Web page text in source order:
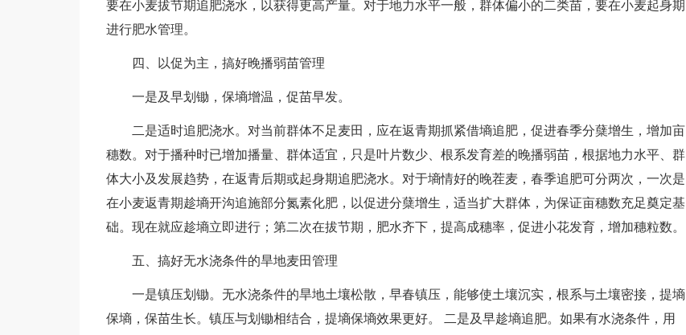
要在小麦拔节期追肥浇水，以获得更高产量。对于地力水平一般，群体偏小的二类苗，要在小麦起身期
进行肥水管理。
四、以促为主，搞好晚播弱苗管理
一是及早划锄，保墒增温，促苗早发。
二是适时追肥浇水。对当前群体不足麦田，应在返青期抓紧借墒追肥，促进春季分蘖增生，增加亩
穗数。对于播种时已增加播量、群体适宜，只是叶片数少、根系发育差的晚播弱苗，根据地力水平、群
体大小及发展趋势，在返青后期或起身期追肥浇水。对于墒情好的晚茬麦，春季追肥可分两次，一次是
在小麦返青期趁墒开沟追施部分氮素化肥，以促进分蘖增生，适当扩大群体，为保证亩穗数充足奠定基
础。现在就应趁墒立即进行；第二次在拔节期，肥水齐下，提高成穗率，促进小花发育，增加穗粒数。
五、搞好无水浇条件的旱地麦田管理
一是镇压划锄。无水浇条件的旱地土壤松散，早春镇压，能够使土壤沉实，根系与土壤密接，提墒
保墒，保苗生长。镇压与划锄相结合，提墒保墒效果更好。 二是及早趁墒追肥。如果有水浇条件，用